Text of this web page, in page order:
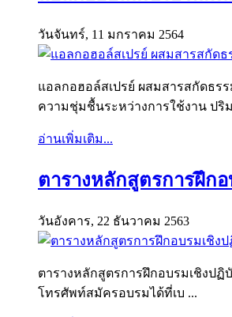
วันจันทร์, 11 มกราคม 2564
แอลกอฮอล์สเปรย์ ผสมสารสกัดธ
ความชุ่มชื้นระหว่างการใช้งาน ปริ
อ่านเพิ่มเติม...
ตารางหลักสูตรการฝึก
วันอังคาร, 22 ธันวาคม 2563
ตารางหลักสูตรการฝึกอบรมเชิงปฏิ
โทรศัพท์สมัครอบรมได้ที่เบ ...